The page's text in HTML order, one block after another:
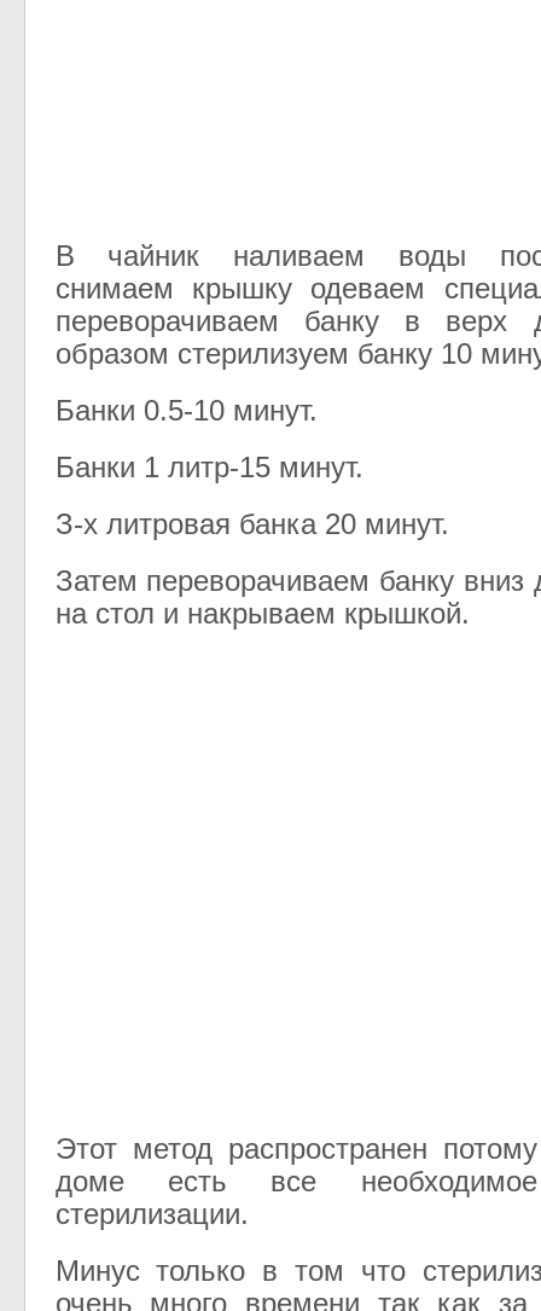
В чайник наливаем воды
снимаем крышку одеваем
переворачиваем банку в
образом стерилизуем банку 10
Банки 0.5-10 минут.
Банки 1 литр-15 минут.
З-х литровая банка 20 минут.
Затем переворачиваем банку
на стол и накрываем крышкой.
Этот метод распространен
доме есть все
стерилизации.
Минус только в том что
очень много времени так как